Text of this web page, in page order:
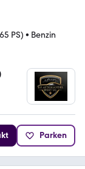
PS) • Benzin
Parken